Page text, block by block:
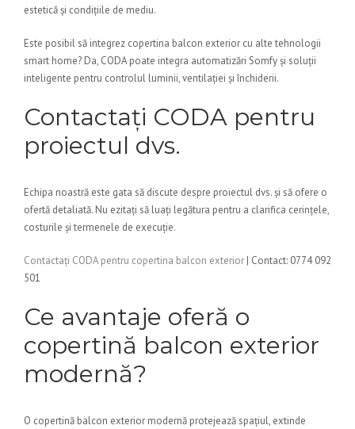
estetică și condițiile de mediu.
Este posibil să integrez copertina balcon exterior cu alte tehnologii
smart home? Da, CODA poate integra automatizări Somfy și soluții
inteligente pentru controlul luminii, ventilației și închiderii.
Contactați CODA pentru
proiectul dvs.
Echipa noastră este gata să discute despre proiectul dvs. și să ofere o
ofertă detaliată. Nu ezitați să luați legătura pentru a clarifica cerințele,
costurile și termenele de execuție.
Contactați CODA pentru copertina balcon exterior | Contact: 0774 092
501
Ce avantaje oferă o
copertină balcon exterior
modernă?
O copertină balcon exterior modernă protejează spațiul, extinde